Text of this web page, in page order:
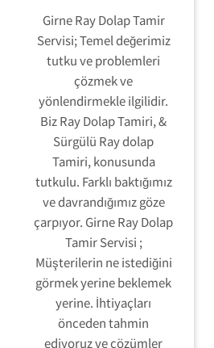
Girne Ray Dolap Tamir
Servisi; Temel değerimiz
tutku ve problemleri
çözmek ve
yönlendirmekle ilgilidir.
Biz Ray Dolap Tamiri, &
Sürgülü Ray dolap
Tamiri, konusunda
tutkulu. Farklı baktığımız
ve davrandığımız göze
çarpıyor. Girne Ray Dolap
Tamir Servisi ;
Müşterilerin ne istediğini
görmek yerine beklemek
yerine. İhtiyaçları
önceden tahmin
ediyoruz ve çözümler